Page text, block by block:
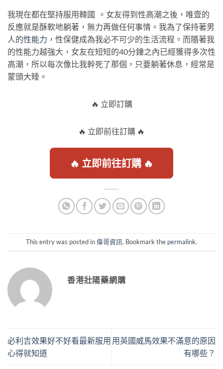
我現在都在堅持服用韓國 。女友得到性高潮之後，唯壹的
反應就是酥軟地躺著，無力再做任何事情。我為了保持著男
人的性能力 ，性保健成為我必不可少的生活流程。而隨著我
的性能力越強大，女友在短短的40分鐘之內已經獲得多次性
高潮，所以每次像比我幹死了那個，只要躺著休息，經常是
蒙頭大睡。
🔥 立即訂購
🔥 立即前往訂購 🔥
🔥 立即前往訂購 🔥
This entry was posted in偉哥資訊. Bookmark the permalink.
香港壯陽藥網購
必利吉效果好不好看最新服用
心得就知道
用英國威馬效果不滿意的原因
有哪些？